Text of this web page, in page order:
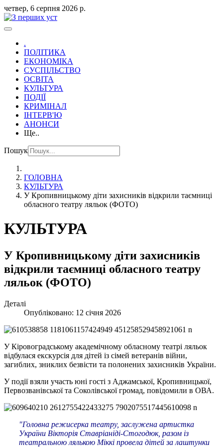
четвер, 6 серпня 2026 р.
.
ПОЛІТИКА
ЕКОНОМІКА
СУСПІЛЬСТВО
ОСВІТА
КУЛЬТУРА
ПОДІЇ
КРИМІНАЛ
ІНТЕРВ'Ю
АНОНСИ
Ще..
Пошук
ГОЛОВНА
КУЛЬТУРА
У Кропивницькому діти захисників відкрили таємниці
обласного театру ляльок (ФОТО)
КУЛЬТУРА
У Кропивницькому діти захисників
відкрили таємниці обласного театру
ляльок (ФОТО)
Деталі
Опубліковано: 12 січня 2026
У Кіровоградському академічному обласному театрі ляльок
відбулася екскурсія для дітей із сімей ветеранів війни,
загиблих, зниклих безвісти та полонених захисників України.
У події взяли участь юні гості з Аджамської, Кропивницької,
Первозванівської та Соколівської громад, повідомили в ОВА.
"Головна режисерка театру, заслужена артистка
України Вікторія Ставріаніді-Стогодюк, разом із
театральною лялькою Міккі провела дітей за лаштунки